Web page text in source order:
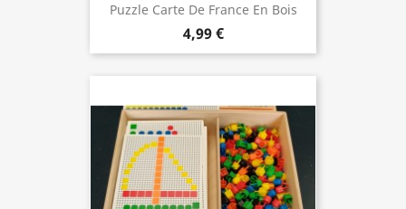
Puzzle Carte De France En Bois
4,99 €